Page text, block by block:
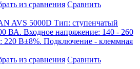
из сравнения Сравнить
AVS 5000D Тип: ступенчатый
ВА. Входное напряжение: 140 - 260
220 В±8%. Подключение - клеммная
из сравнения Сравнить